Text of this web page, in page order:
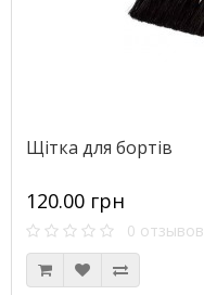
Щітка для бортів
120.00 грн
0 отзывов